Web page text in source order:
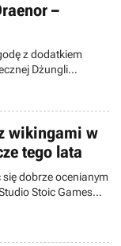
–
z dodatkiem
Dżungli
ciekawy opis tej
wikingami w
tego lata
dobrze ocenianym
Stoic Games
trafi na tablety z